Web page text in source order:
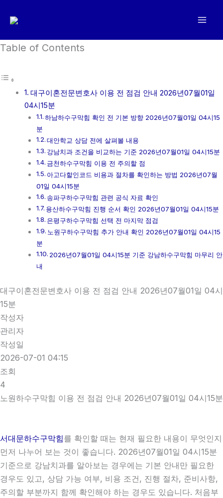
로
너
Table of Contents
대구이혼전문변호사 이용 전 점검 안내 2026년07월01일
04시15분
하남하수구막힘 확인 전 기본 방향 2026년07월01일 04시15
분
대안학교 상담 전에 살펴볼 내용
강남치과 조건을 비교하는 기준 2026년07월01일 04시15분
금천하수구막힘 이용 전 주의할 점
아고다할인코드 비용과 절차를 확인하는 방법 2026년07월
01일 04시15분
송파구하수구막힘 관련 공식 자료 확인
용산하수구막힘 진행 순서 확인 2026년07월01일 04시15분
은평구하수구막힘 선택 전 마지막 점검
노원구하수구막힘 추가 안내 확인 2026년07월01일 04시15
분
2026년07월01일 04시15분 기준 강남하수구막힘 마무리 안
내
대구이혼전문변호사 이용 전 점검 안내 2026년07월01일 04시
15분
작성자
관리자
작성일
2026-07-01 04:15
조회
4
노원하수구막힘 이용 전 점검 안내 2026년07월01일 04시15분
서대문하수구막힘를 확인할 때는 현재 필요한 내용이 무엇인지
먼저 나누어 보는 것이 좋습니다. 2026년07월01일 04시15분
기준으로 강남치과를 알아보는 경우에는 기본 안내만 필요한
경우도 있고, 상담 가능 여부, 비용 조건, 진행 절차, 준비사항,
주의할 부분까지 함께 확인해야 하는 경우도 있습니다. 처음부